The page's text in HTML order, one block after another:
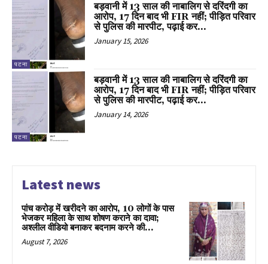
पटना
बड़वानी में 13 साल की नाबालिग से दरिंदगी का
आरोप, 17 दिन बाद भी FIR नहीं; पीड़ित परिवार
से पुलिस की मारपीट, पढ़ाई कर...
January 15, 2026
पटना
बड़वानी में 13 साल की नाबालिग से दरिंदगी का
आरोप, 17 दिन बाद भी FIR नहीं; पीड़ित परिवार
से पुलिस की मारपीट, पढ़ाई कर...
January 14, 2026
Latest news
पांच करोड़ में खरीदने का आरोप, 10 लोगों के पास
भेजकर महिला के साथ शोषण कराने का दावा;
अश्लील वीडियो बनाकर बदनाम करने की...
August 7, 2026